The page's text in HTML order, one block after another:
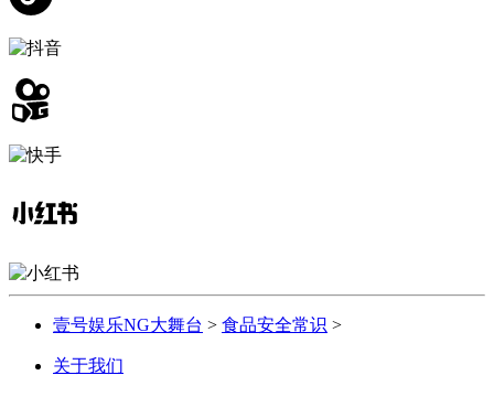
壹号娱乐NG大舞台 > 食品安全常识 >
关于我们